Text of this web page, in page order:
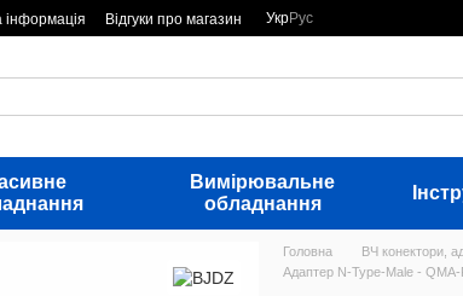
інформація Відгуки про магазин УкрРус
Вимірювальне
обладнання
Головна ВЧ конектори,
Адаптер N-Type-Male -